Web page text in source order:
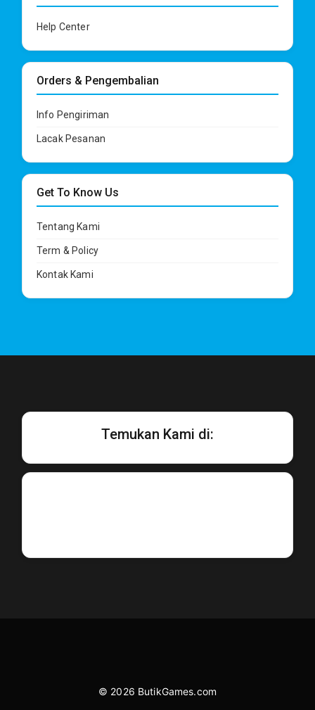
Help Center
Orders & Pengembalian
Info Pengiriman
Lacak Pesanan
Get To Know Us
Tentang Kami
Term & Policy
Kontak Kami
Temukan Kami di:
© 2026 ButikGames.com